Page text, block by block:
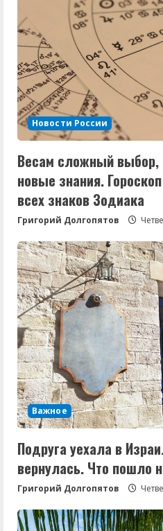
Новости России
Весам сложный
новые знания.
всех знаков Зодиака
Григорий Долгопятов
Важное
Подруга уехала в
вернулась. Что пошло
Григорий Долгопятов